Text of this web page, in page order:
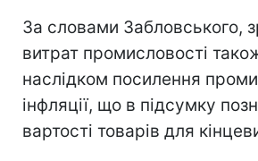
За словами Забловського,
витрат промисловості
наслідком посилення
інфляції, що в підсумку
вартості товарів для